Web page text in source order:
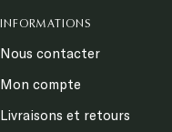
INFORMATIONS
Nous contacter
Mon compte
Livraisons et retours